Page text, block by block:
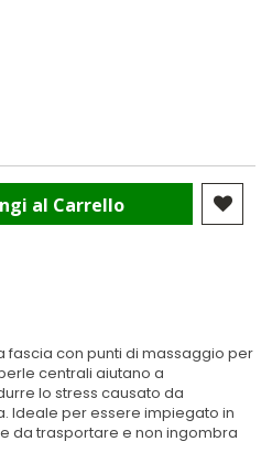
al Carrello
fascia con punti di massaggio per
centrali aiutano a
lo stress causato da
Ideale per essere impiegato in
da trasportare e non ingombra